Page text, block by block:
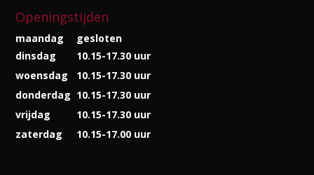
Openingstijden
maandag
gesloten
dinsdag
10.15-17.30 uur
woensdag
10.15-17.30 uur
donderdag 10.15-17.30 uur
vrijdag
10.15-17.30 uur
zaterdag
10.15-17.00 uur